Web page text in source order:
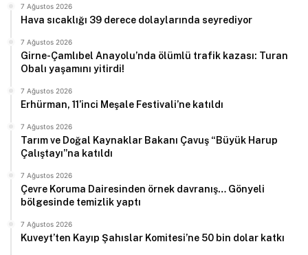
7 Ağustos 2026
Hava sıcaklığı 39 derece dolaylarında seyrediyor
7 Ağustos 2026
Girne-Çamlıbel Anayolu’nda ölümlü trafik kazası: Turan
Obalı yaşamını yitirdi!
7 Ağustos 2026
Erhürman, 11’inci Meşale Festivali’ne katıldı
7 Ağustos 2026
Tarım ve Doğal Kaynaklar Bakanı Çavuş “Büyük Harup
Çalıştayı”na katıldı
7 Ağustos 2026
Çevre Koruma Dairesinden örnek davranış… Gönyeli
bölgesinde temizlik yaptı
7 Ağustos 2026
Kuveyt’ten Kayıp Şahıslar Komitesi’ne 50 bin dolar katkı